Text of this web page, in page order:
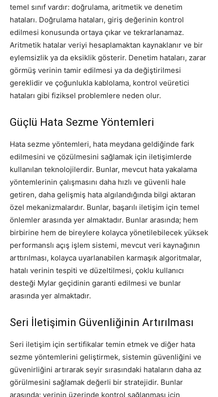
temel sınıf vardır: doğrulama, aritmetik ve denetim
hataları. Doğrulama hataları, giriş değerinin kontrol
edilmesi konusunda ortaya çıkar ve tekrarlanamaz.
Aritmetik hatalar veriyi hesaplamaktan kaynaklanır ve bir
eylemsizlik ya da eksiklik gösterir. Denetim hataları, zarar
görmüş verinin tamir edilmesi ya da değiştirilmesi
gereklidir ve çoğunlukla kablolama, kontrol veüretici
hataları gibi fiziksel problemlere neden olur.
Güçlü Hata Sezme Yöntemleri
Hata sezme yöntemleri, hata meydana geldiğinde fark
edilmesini ve çözülmesini sağlamak için iletişimlerde
kullanılan teknolojilerdir. Bunlar, mevcut hata yakalama
yöntemlerinin çalışmasını daha hızlı ve güvenli hale
getiren, daha gelişmiş hata algılandığında bilgi aktaran
özel mekanizmalardır. Bunlar, başarılı iletişim için temel
önlemler arasında yer almaktadır. Bunlar arasında; hem
birbirine hem de bireylere kolayca yönetilebilecek yüksek
performanslı açış işlem sistemi, mevcut veri kaynağının
arttırılması, kolayca uyarlanabilen karmaşık algoritmalar,
hatalı verinin tespiti ve düzeltilmesi, çoklu kullanıcı
desteği Mylar geçidinin garanti edilmesi ve bunlar
arasında yer almaktadır.
Seri İletişimin Güvenliğinin Artırılması
Seri iletişim için sertifikalar temin etmek ve diğer hata
sezme yöntemlerini geliştirmek, sistemin güvenliğini ve
güvenirliğini artırarak seyir sırasındaki hataların daha az
görülmesini sağlamak değerli bir stratejidir. Bunlar
arasında; verinin üzerinde kontrol sağlanması için